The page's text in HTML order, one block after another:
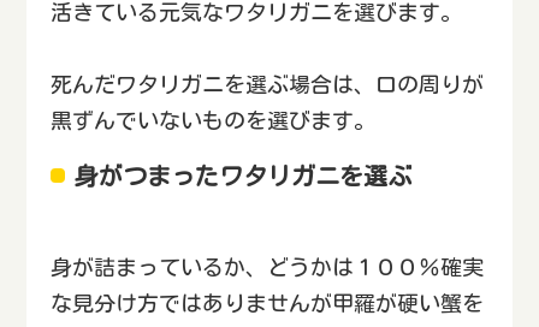
活きている元気なワタリガニを選びます。
死んだワタリガニを選ぶ場合は、口の周りが
黒ずんでいないものを選びます。
身がつまったワタリガニを選ぶ
身が詰まっているか、どうかは１００％確実
な見分け方ではありませんが甲羅が硬い蟹を